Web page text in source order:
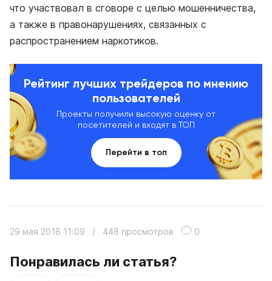
что участвовал в сговоре с целью мошенничества,
а также в правонарушениях, связанных с
распространением наркотиков.
Рейтинг лучших трейдеров по мнению
пользователей
Проекты получили высокую оценку от
посетителей и входят в ТОП
Перейти в топ
Понравилась ли статья?
29 мая 2018 11:09 / 448 просмотров 0